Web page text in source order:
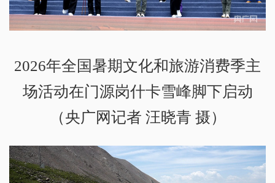
2026年全国暑期文化和旅游消费季主
场活动在门源岗什卡雪峰脚下启动
（央广网记者 汪晓青 摄）